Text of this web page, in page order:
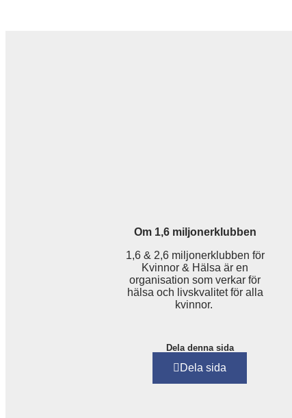
Om 1,6 miljonerklubben
1,6 & 2,6 miljonerklubben för
Kvinnor & Hälsa är en
organisation som verkar för
hälsa och livskvalitet för alla
kvinnor.
Dela denna sida
Dela sida